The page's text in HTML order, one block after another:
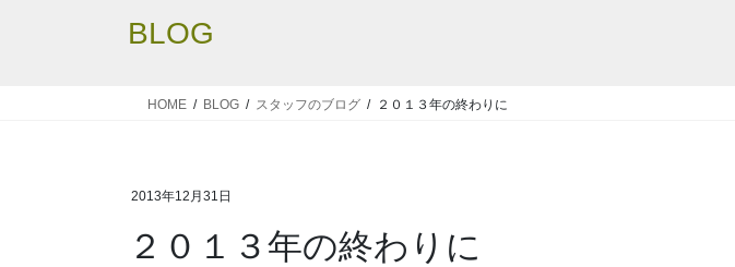
BLOG
HOME BLOG スタッフのブログ ２０１３年の終わりに
2013年12月31日
２０１３年の終わりに